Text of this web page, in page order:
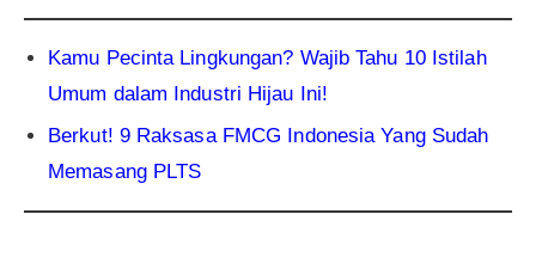
Kamu Pecinta Lingkungan? Wajib Tahu 10 Istilah
Umum dalam Industri Hijau Ini!
Berkut! 9 Raksasa FMCG Indonesia Yang Sudah
Memasang PLTS